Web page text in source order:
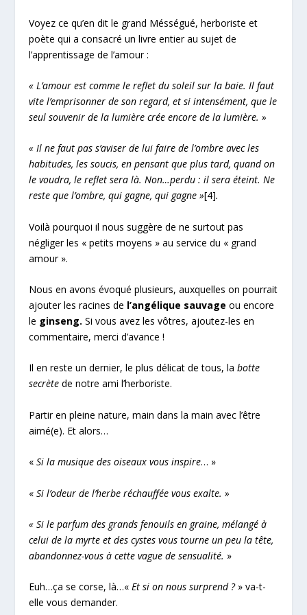
Voyez ce qu’en dit le grand Mésségué, herboriste et
poète qui a consacré un livre entier au sujet de
l’apprentissage de l’amour :
« L’amour est comme le reflet du soleil sur la baie. Il faut
vite l’emprisonner de son regard, et si intensément, que le
seul souvenir de la lumière crée encore de la lumière. »
« Il ne faut pas s’aviser de lui faire de l’ombre avec les
habitudes, les soucis, en pensant que plus tard, quand on
le voudra, le reflet sera là. Non…perdu : il sera éteint. Ne
reste que l’ombre, qui gagne, qui gagne »[4].
Voilà pourquoi il nous suggère de ne surtout pas
négliger les « petits moyens » au service du « grand
amour ».
Nous en avons évoqué plusieurs, auxquelles on pourrait
ajouter les racines de l’angélique sauvage ou encore
le ginseng. Si vous avez les vôtres, ajoutez-les en
commentaire, merci d’avance !
Il en reste un dernier, le plus délicat de tous, labotte
secrète de notre ami l’herboriste.
Partir en pleine nature, main dans la main avec l’être
aimé(e). Et alors…
«Si la musique des oiseaux vous inspire… »
«Si l’odeur de l’herbe réchauffée vous exalte. »
« Si le parfum des grands fenouils en graine, mélangé à
celui de la myrte et des cystes vous tourne un peu la tête,
abandonnez-vous à cette vague de sensualité. »
Euh…ça se corse, là…«Et si on nous surprend ? » va-t-
elle vous demander.